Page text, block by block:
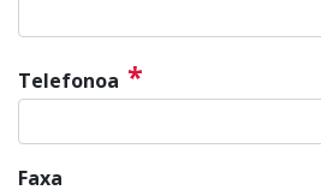
Telefonoa *
Faxa